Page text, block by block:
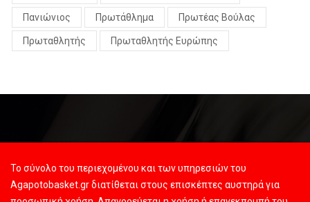
Πανιώνιος Πρωτάθλημα Πρωτέας Βούλας
Πρωταθλητής Πρωταθλητής Ευρώπης
Το σύνολο του περιεχομένου και των υπηρεσιών του
Agapotobasket.gr διατίθεται στους επισκέπτες αυστηρά για